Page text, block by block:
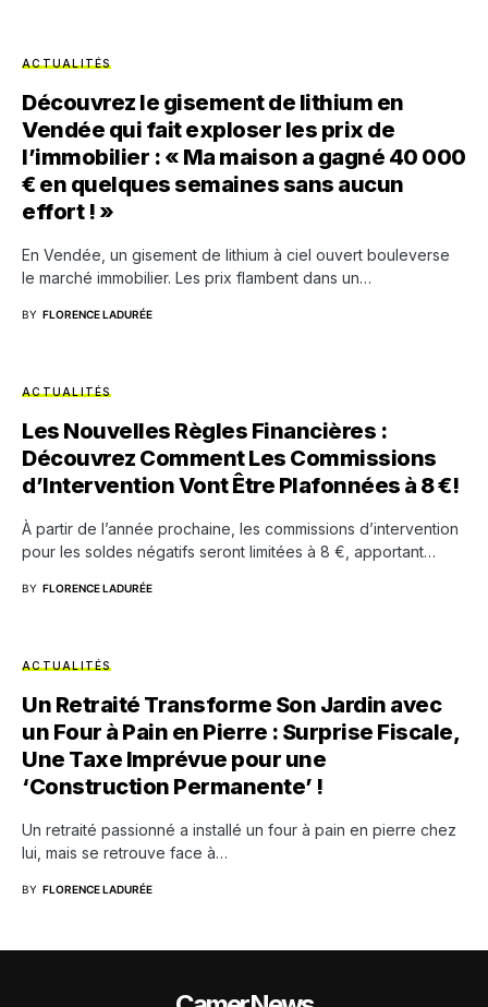
ACTUALITÉS
Découvrez le gisement de lithium en
Vendée qui fait exploser les prix de
l’immobilier : « Ma maison a gagné 40 000
€ en quelques semaines sans aucun
effort ! »
En Vendée, un gisement de lithium à ciel ouvert bouleverse
le marché immobilier. Les prix flambent dans un…
BY FLORENCE LADURÉE
ACTUALITÉS
Les Nouvelles Règles Financières :
Découvrez Comment Les Commissions
d’Intervention Vont Être Plafonnées à 8 €!
À partir de l’année prochaine, les commissions d’intervention
pour les soldes négatifs seront limitées à 8 €, apportant…
BY FLORENCE LADURÉE
ACTUALITÉS
Un Retraité Transforme Son Jardin avec
un Four à Pain en Pierre : Surprise Fiscale,
Une Taxe Imprévue pour une
‘Construction Permanente’ !
Un retraité passionné a installé un four à pain en pierre chez
lui, mais se retrouve face à…
BY FLORENCE LADURÉE